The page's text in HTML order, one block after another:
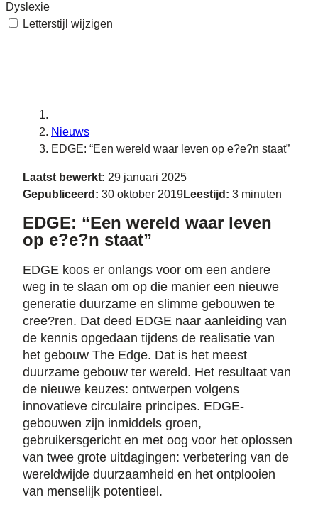
Dyslexie
Letterstijl wijzigen
Nieuws
EDGE: “Een wereld waar leven op e?e?n staat”
Laatst bewerkt: 29 januari 2025
Gepubliceerd: 30 oktober 2019Leestijd: 3 minuten
EDGE: “Een wereld waar leven
op e?e?n staat”
EDGE koos er onlangs voor om een andere
weg in te slaan om op die manier een nieuwe
generatie duurzame en slimme gebouwen te
cree?ren. Dat deed EDGE naar aanleiding van
de kennis opgedaan tijdens de realisatie van
het gebouw The Edge. Dat is het meest
duurzame gebouw ter wereld. Het resultaat van
de nieuwe keuzes: ontwerpen volgens
innovatieve circulaire principes. EDGE-
gebouwen zijn inmiddels groen,
gebruikersgericht en met oog voor het oplossen
van twee grote uitdagingen: verbetering van de
wereldwijde duurzaamheid en het ontplooien
van menselijk potentieel.